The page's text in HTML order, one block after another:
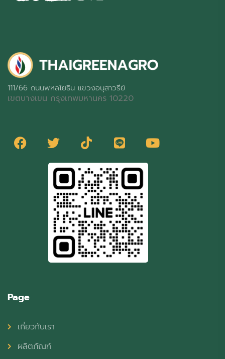
111/66 ถนนพหลโยธิน แขวงอนุสาวรีย์
เขตบางเขน กรุงเทพมหานคร 10220
Page
เกี่ยวกับเรา
ผลิตภัณฑ์